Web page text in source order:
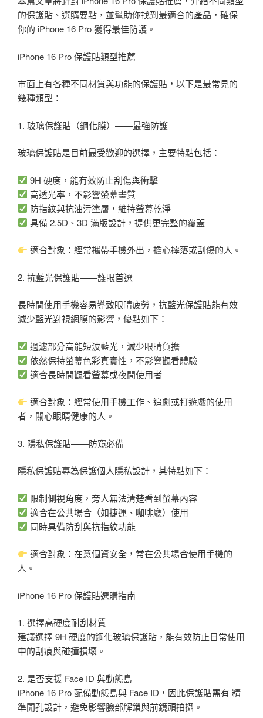
的保護貼、選購要點，並幫助你找到最適合的產品，確保
你的 iPhone 16 Pro 獲得最佳防護。
iPhone 16 Pro 保護貼類型推薦
市面上有各種不同材質與功能的保護貼，以下是最常見的
幾種類型：
1. 玻璃保護貼（鋼化膜）——最強防護
玻璃保護貼是目前最受歡迎的選擇，主要特點包括：
9H 硬度，能有效防止刮傷與衝擊
高透光率，不影響螢幕畫質
防指紋與抗油污塗層，維持螢幕乾淨
具備 2.5D、3D 滿版設計，提供更完整的覆蓋
適合對象：經常攜帶手機外出，擔心摔落或刮傷的人。
2. 抗藍光保護貼——護眼首選
長時間使用手機容易導致眼睛疲勞，抗藍光保護貼能有效
減少藍光對視網膜的影響，優點如下：
過濾部分高能短波藍光，減少眼睛負擔
依然保持螢幕色彩真實性，不影響觀看體驗
適合長時間觀看螢幕或夜間使用者
適合對象：經常使用手機工作、追劇或打遊戲的使用
者，關心眼睛健康的人。
3. 隱私保護貼——防窺必備
隱私保護貼專為保護個人隱私設計，其特點如下：
限制側視角度，旁人無法清楚看到螢幕內容
適合在公共場合（如捷運、咖啡廳）使用
同時具備防刮與抗指紋功能
適合對象：在意個資安全，常在公共場合使用手機的
人。
iPhone 16 Pro 保護貼選購指南
1. 選擇高硬度耐刮材質
建議選擇 9H 硬度的鋼化玻璃保護貼，能有效防止日常使用
中的刮痕與碰撞損壞。
2. 是否支援 Face ID 與動態島
iPhone 16 Pro 配備動態島與 Face ID，因此保護貼需有 精
準開孔設計，避免影響臉部解鎖與前鏡頭拍攝。